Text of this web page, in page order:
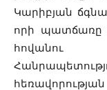
Կարիբյան
որի պատճառը
հովանու